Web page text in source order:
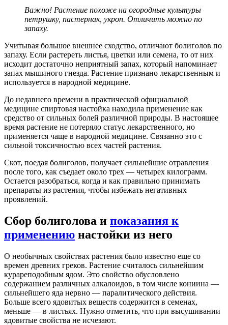
Важно! Растение похоже на огородные культуры
петрушку, пастернак, укроп. Отличить можно по
запаху.
Учитывая большое внешнее сходство, отличают болиголов по
запаху. Если растереть листья, цветки или семена, то от них
исходит достаточно неприятный запах, который напоминает
запах мышиного гнезда. Растение признано лекарственным и
используется в народной медицине.
До недавнего времени в практической официальной
медицине спиртовая настойка находила применение как
средство от сильных болей различной природы. В настоящее
время растение не потеряло статус лекарственного, но
применяется чаще в народной медицине. Связанно это с
сильной токсичностью всех частей растения.
Скот, поедая болиголов, получает сильнейшие отравления
после того, как съедает около трех — четырех килограмм.
Остается разобраться, когда и как правильно принимать
препараты из растения, чтобы избежать негативных
проявлений.
Сбор болиголова и показания к
применению настойки из него
О необычных свойствах растения было известно еще со
времен древних греков. Растение считалось сильнейшим
курареподобным ядом. Это свойство обусловлено
содержанием различных алкалоидов, в том числе кониина —
сильнейшего яда нервно — паралитического действия.
Больше всего ядовитых веществ содержится в семенах,
меньше — в листьях. Нужно отметить, что при высушивании
ядовитые свойства не исчезают.